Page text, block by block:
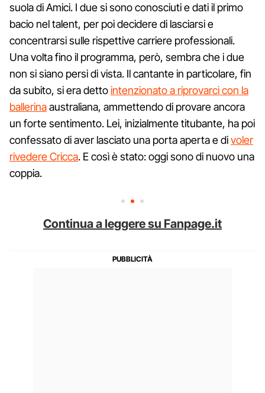
suola di Amici. I due si sono conosciuti e dati il primo
bacio nel talent, per poi decidere di lasciarsi e
concentrarsi sulle rispettive carriere professionali.
Una volta fino il programma, però, sembra che i due
non si siano persi di vista. Il cantante in particolare, fin
da subito, si era dettointenzionato a riprovarci con la
ballerinaaustraliana, ammettendo di provare ancora
un forte sentimento. Lei, inizialmente titubante, ha poi
confessato di aver lasciato una porta aperta e divoler
rivedere Cricca. E così è stato: oggi sono di nuovo una
coppia.
Continua a leggere su Fanpage.it